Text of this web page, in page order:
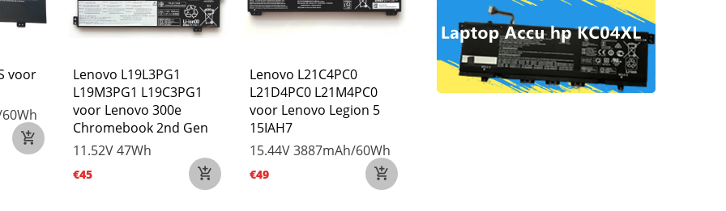
voor
Lenovo L19L3PG1
L19M3PG1 L19C3PG1
voor Lenovo 300e
Chromebook 2nd Gen
11.52V47Wh
€45
Lenovo L21C4PC0
L21D4PC0 L21M4PC0
voor Lenovo Legion 5
15IAH7
15.44V3887mAh/60Wh
€49
Lenovo L22X4PF3
L22M4PF3 voor LENOVO
Lenovo L21M4PC7
L21L4PC7 voor